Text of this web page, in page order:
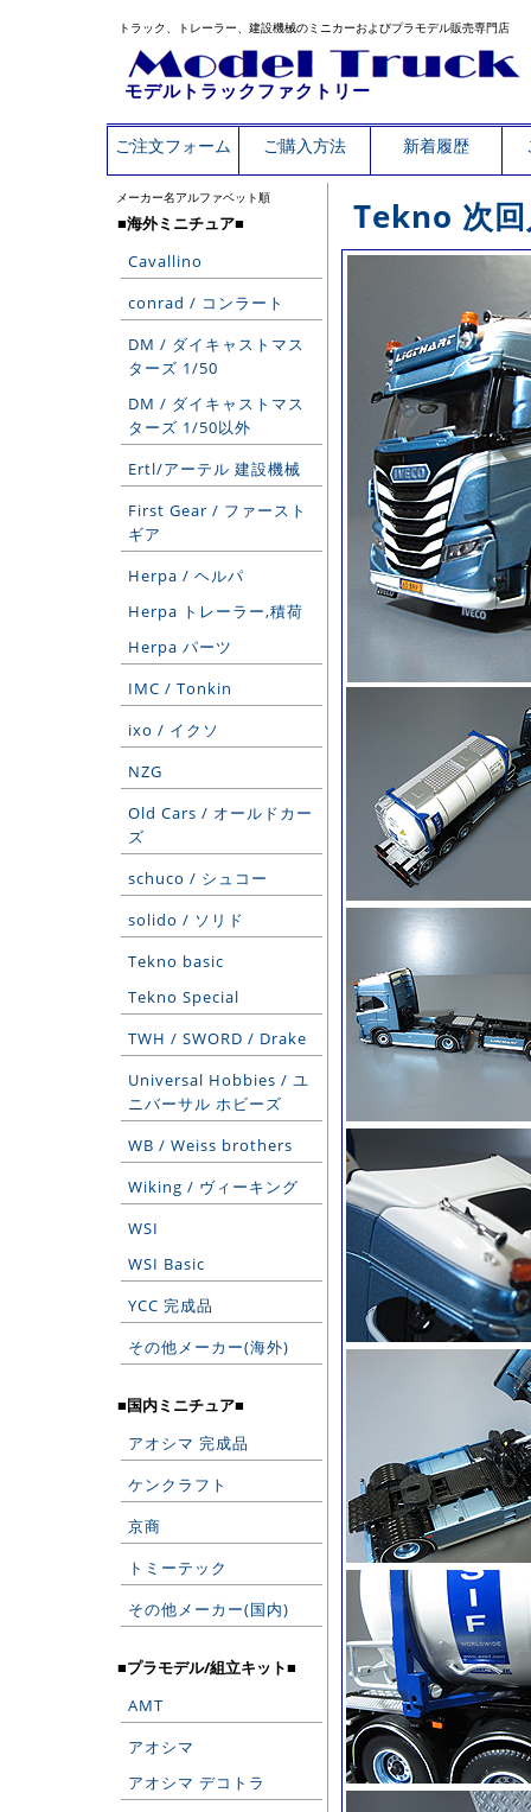
トラック、トレーラー、建設機械のミニカーおよびプラモデル販売専門店
モデルトラックファクトリー
ご注文フォーム ご購入方法 新着履歴
メーカー名アルファベット順
■海外ミニチュア■
Cavallino
conrad / コンラート
DM / ダイキャストマス
ターズ 1/50
DM / ダイキャストマス
ターズ 1/50以外
Ertl/アーテル 建設機械
First Gear / ファースト
ギア
Herpa / ヘルパ
Herpa トレーラー,積荷
Herpa パーツ
IMC / Tonkin
ixo / イクソ
NZG
Old Cars / オールドカー
ズ
schuco / シュコー
solido / ソリド
Tekno basic
Tekno Special
TWH / SWORD / Drake
Universal Hobbies / ユ
ニバーサル ホビーズ
WB / Weiss brothers
Wiking / ヴィーキング
WSI
WSI Basic
YCC 完成品
その他メーカー(海外)
■国内ミニチュア■
アオシマ 完成品
ケンクラフト
京商
トミーテック
その他メーカー(国内)
■プラモデル/組立キット■
AMT
アオシマ
アオシマ デコトラ
Tekno 次